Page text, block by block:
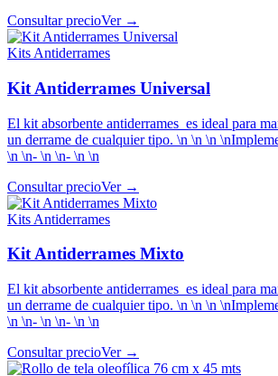
Consultar precioVer →
Kits Antiderrames
Kit Antiderrames Universal
El kit absorbente antiderrames es ideal para
un derrame de cualquier tipo. \n \n \n
\n \n- \n \n- \n \n
Consultar precioVer →
Kits Antiderrames
Kit Antiderrames Mixto
El kit absorbente antiderrames es ideal para
un derrame de cualquier tipo. \n \n \n
\n \n- \n \n- \n \n
Consultar precioVer →